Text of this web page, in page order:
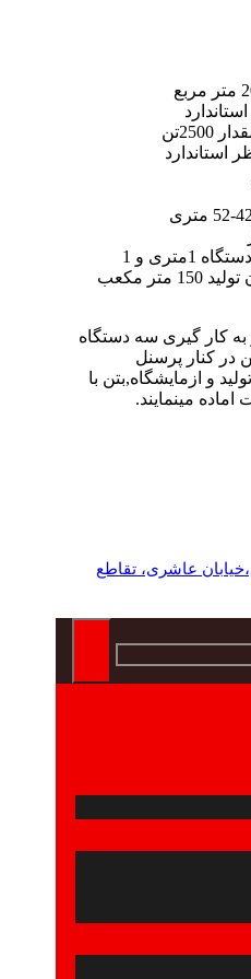
استاندارد
3 دستگاه بچینگ لیپهر(2دستگاه 1متری و 1
دستگاه 1/2 متری با توان تولید 150 متر مکعب
به کار گیری سه دستگاه
پلانت با ظرفیت 2500 تن در کنار پرسنل
و ازمایشگاه,بتن با
مینمایند.
مخصوص،خیابان عاشری، تقاطع